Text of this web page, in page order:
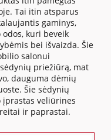
Tai itin atsparus
gaminys,
kuri beveik
bei išvaizda. Šie
salonui
priežiūrą, mat
dauguma dėmių
Šie sėdynių
veliūrines
ir paprastai.